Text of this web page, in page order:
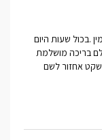
.בכול שעות היום
בריכה מושלמת
אחזור לשם